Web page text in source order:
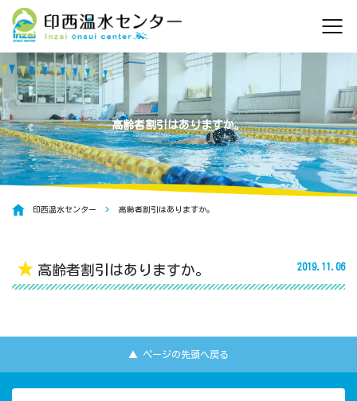
高齢者割引はありますか。
印西温水センター 高齢者割引はありますか。
★ 高齢者割引はありますか。 2019.11.06
▲ ページの先頭へ戻る